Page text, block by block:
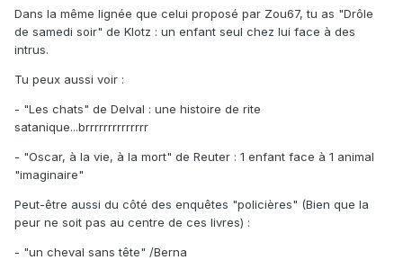
Dans la même lignée que celui proposé par Zou67, tu as "Drôle
de samedi soir" de Klotz : un enfant seul chez lui face à des
intrus.
Tu peux aussi voir :
- "Les chats" de Delval : une histoire de rite
satanique...brrrrrrrrrrrrrr
- "Oscar, à la vie, à la mort" de Reuter : 1 enfant face à 1 animal
"imaginaire"
Peut-être aussi du côté des enquêtes "policières" (Bien que la
peur ne soit pas au centre de ces livres) :
- "un cheval sans tête" /Berna